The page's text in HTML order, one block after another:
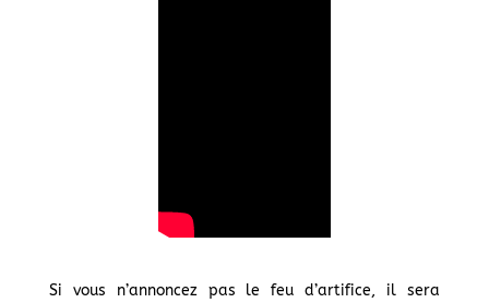
Si vous n’annoncez pas le feu d’artifice, il sera